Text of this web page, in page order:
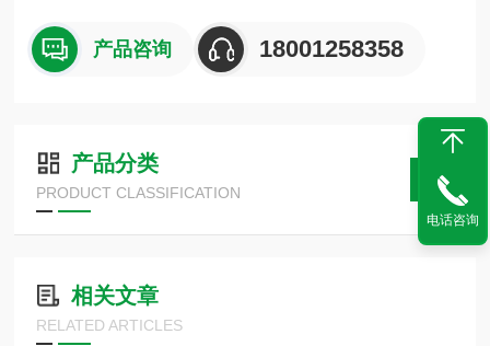
产品咨询 18001258358
产品分类
PRODUCT CLASSIFICATION
相关文章
RELATED ARTICLES
电话咨询